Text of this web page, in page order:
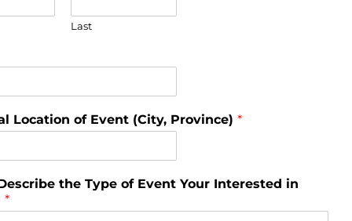
Last
Location of Event (City, Province)*
the Type of Event Your Interested in
*